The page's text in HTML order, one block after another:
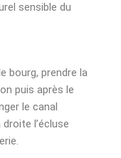
sensible du
bourg, prendre la
puis après le
le canal
l’écluse